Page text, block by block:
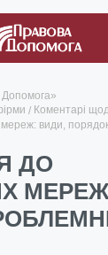
Коментарі
види,
ДО